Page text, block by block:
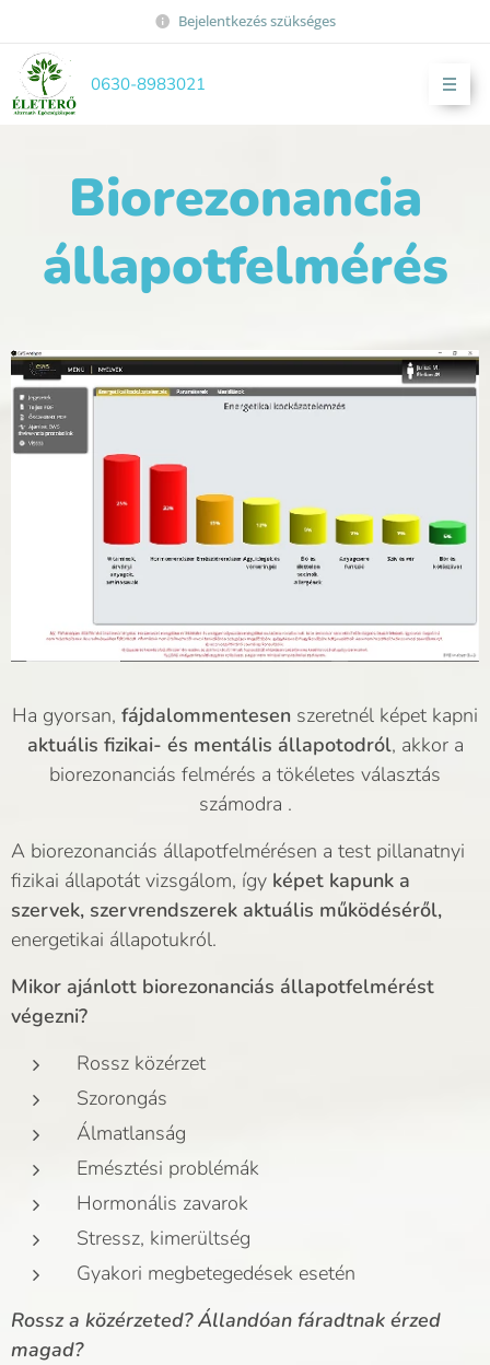
Bejelentkezés szükséges
0630-8983021
Biorezonancia
állapotfelmérés
Ha gyorsan, fájdalommentesen szeretnél képet kapni
aktuális fizikai- és mentális állapotodról, akkor a
biorezonanciás felmérés a tökéletes választás
számodra .
A biorezonanciás állapotfelmérésen a test pillanatnyi
fizikai állapotát vizsgálom, így képet kapunk a
szervek, szervrendszerek aktuális működéséről,
energetikai állapotukról.
Mikor ajánlott biorezonanciás állapotfelmérést
végezni?
Rossz közérzet
Szorongás
Álmatlanság
Emésztési problémák
Hormonális zavarok
Stressz, kimerültség
Gyakori megbetegedések esetén
Rossz a közérzeted? Állandóan fáradtnak érzed
magad?